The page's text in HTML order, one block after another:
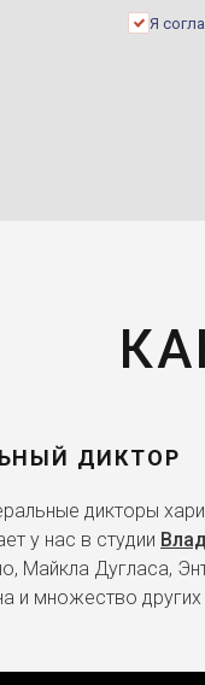
Я
ДИКТОР
дикторы
у нас в студии
Майкла Дугласа,
и множество других